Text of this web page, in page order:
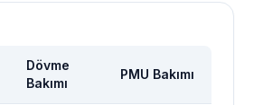
Dövme
Bakımı
PMU Bakımı